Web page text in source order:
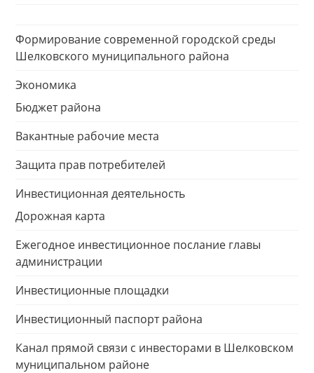
Формирование современной городской среды
Шелковского муниципального района
Экономика
Бюджет района
Вакантные рабочие места
Защита прав потребителей
Инвестиционная деятельность
Дорожная карта
Ежегодное инвестиционное послание главы
администрации
Инвестиционные площадки
Инвестиционный паспорт района
Канал прямой связи с инвесторами в Шелковском
муниципальном районе